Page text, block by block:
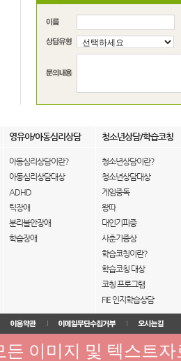
영유아/아동심리상담 청소년상담/학습코칭
아동심리상담이란?
아동심리상담대상
ADHD
틱장애
분리불안장애
학습장애
청소년상담이란?
청소년상담대상
게임중독
왕따
대인기피증
사춘기증상
학습코칭이란?
학습코칭 대상
코칭 프로그램
FIE 인지학습상담
든 이미지 및 텍스트